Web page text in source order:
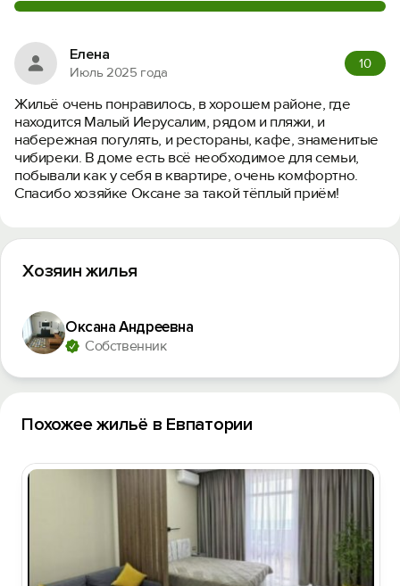
Елена
Июль 2025 года
10
Жильё очень понравилось, в хорошем районе, где
находится Малый Иерусалим, рядом и пляжи, и
набережная погулять, и рестораны, кафе, знаменитые
чибиреки. В доме есть всё необходимое для семьи,
побывали как у себя в квартире, очень комфортно.
Спасибо хозяйке Оксане за такой тёплый приём!
Хозяин жилья
Оксана Андреевна
Собственник
Похожее жильё в Евпатории